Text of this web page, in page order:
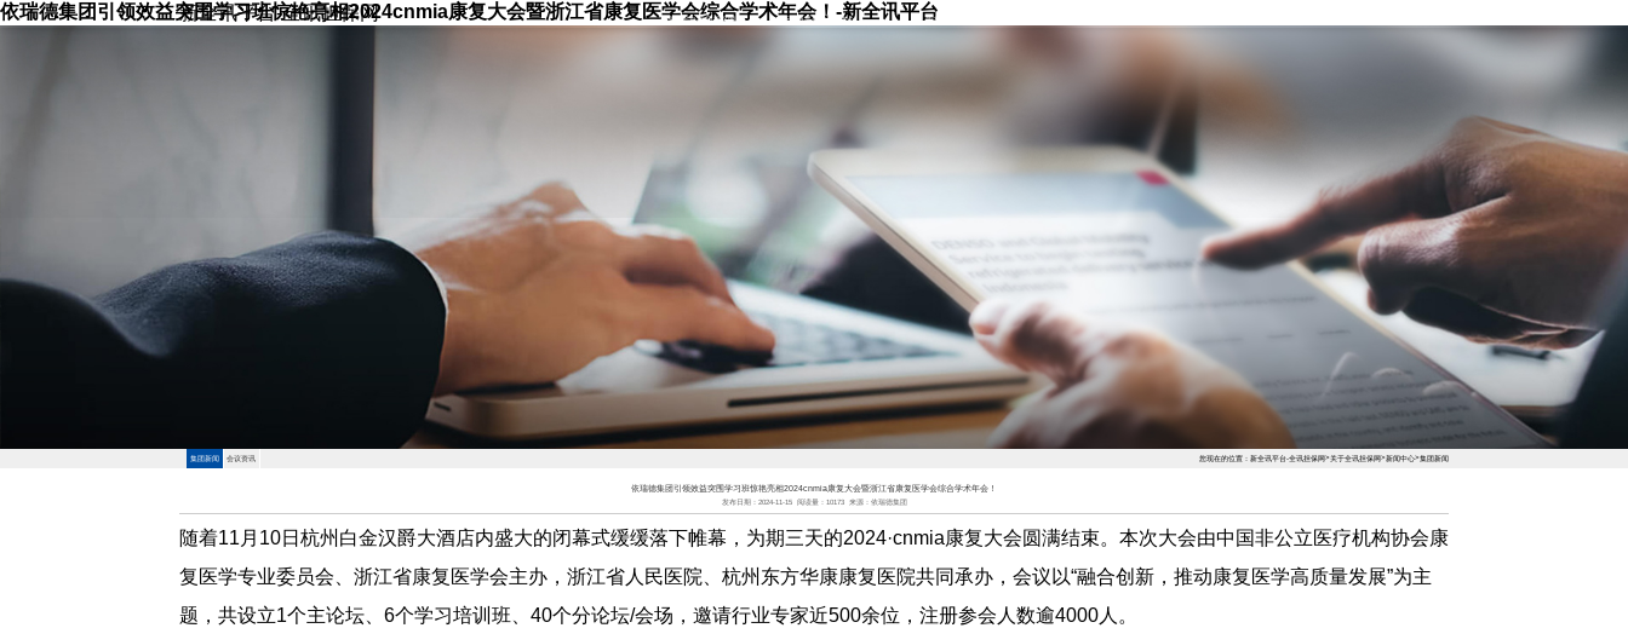
依瑞德集团引领效益突围学习班惊艳亮相2024cnmia康复大会暨浙江省康复医学会综合学术年会！-新全讯平台
新全讯平台-全讯担保网
新全讯平台-全讯担保网
新全讯平台的产品中心 学术前沿
集团新闻 会议资讯 您现在的位置：新全讯平台-全讯担保网>关于全讯担保网>新闻中心>集团新闻
依瑞德集团引领效益突围学习班惊艳亮相2024cnmia康复大会暨浙江省康复医学会综合学术年会！
发布日期： 2024-11-15 阅读量： 10173 来源： 依瑞德集团
随着11月10日杭州白金汉爵大酒店内盛大的闭幕式缓缓落下帷幕，为期三天的2024·cnmia康复大会圆满结束。本次大会由中国非公立医疗机构协会康
复医学专业委员会、浙江省康复医学会主办，浙江省人民医院、杭州东方华康康复医院共同承办，会议以“融合创新，推动康复医学高质量发展”为主
题，共设立1个主论坛、6个学习培训班、40个分论坛/会场，邀请行业专家近500余位，注册参会人数逾4000人。